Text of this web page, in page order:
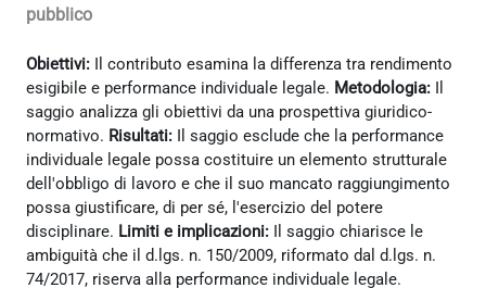
pubblico
Obiettivi: Il contributo esamina la differenza tra rendimento
esigibile e performance individuale legale. Metodologia: Il
saggio analizza gli obiettivi da una prospettiva giuridico-
normativo. Risultati: Il saggio esclude che la performance
individuale legale possa costituire un elemento strutturale
dell'obbligo di lavoro e che il suo mancato raggiungimento
possa giustificare, di per sé, l'esercizio del potere
disciplinare. Limiti e implicazioni: Il saggio chiarisce le
ambiguità che il d.lgs. n. 150/2009, riformato dal d.lgs. n.
74/2017, riserva alla performance individuale legale.